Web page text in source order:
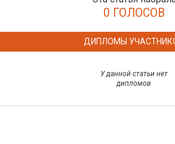
0 ГОЛОСОВ
ДИПЛОМЫ
У данной статьи нет
дипломов